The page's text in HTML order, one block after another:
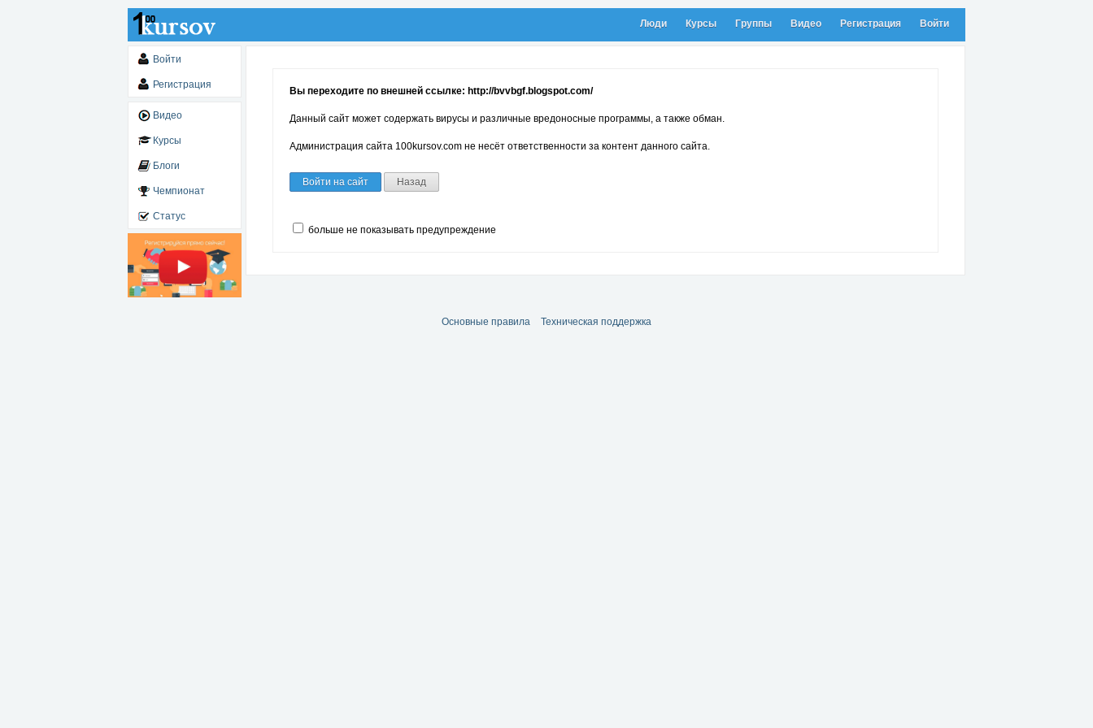
Люди Курсы Группы Видео Регистрация Войти
Войти
Регистрация
Видео
Курсы
Блоги
Чемпионат
Статус
Вы переходите по внешней ссылке: http://bvvbgf.blogspot.com/
Данный сайт может содержать вирусы и различные вредоносные программы, а также обман.
Администрация сайта 100kursov.com не несёт ответственности за контент данного сайта.
Войти на сайт Назад
больше не показывать предупреждение
Основные правила Техническая поддержка